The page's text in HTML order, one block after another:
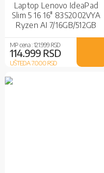
Laptop Lenovo IdeaPad
Slim 5 16 16" 83S2002VYA
Ryzen AI 7/16GB/512GB
SSD/Radeon/Radeon
840M
MP cena :121.999 RSD
114.999 RSD
UŠTEDA 7.000RSD